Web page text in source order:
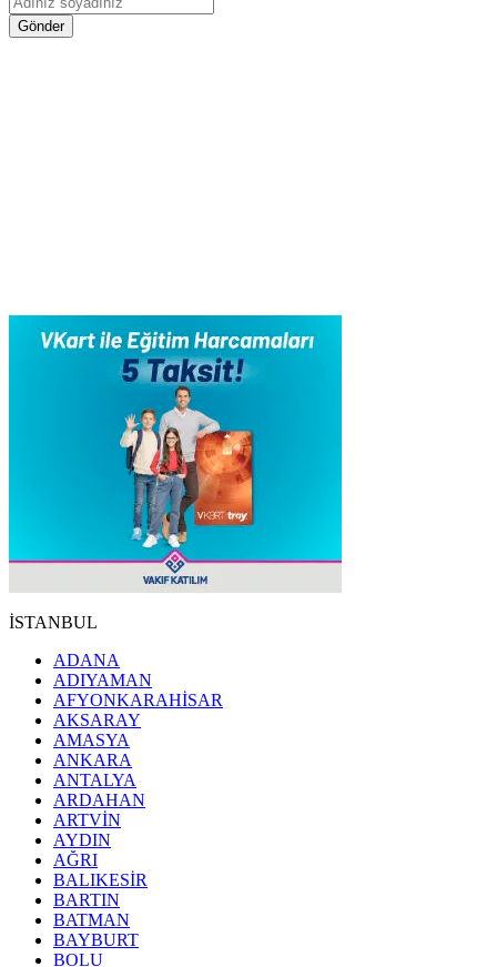
Gönder
İSTANBUL
ADANA
ADIYAMAN
AFYONKARAHİSAR
AKSARAY
AMASYA
ANKARA
ANTALYA
ARDAHAN
ARTVİN
AYDIN
AĞRI
BALIKESİR
BARTIN
BATMAN
BAYBURT
BOLU